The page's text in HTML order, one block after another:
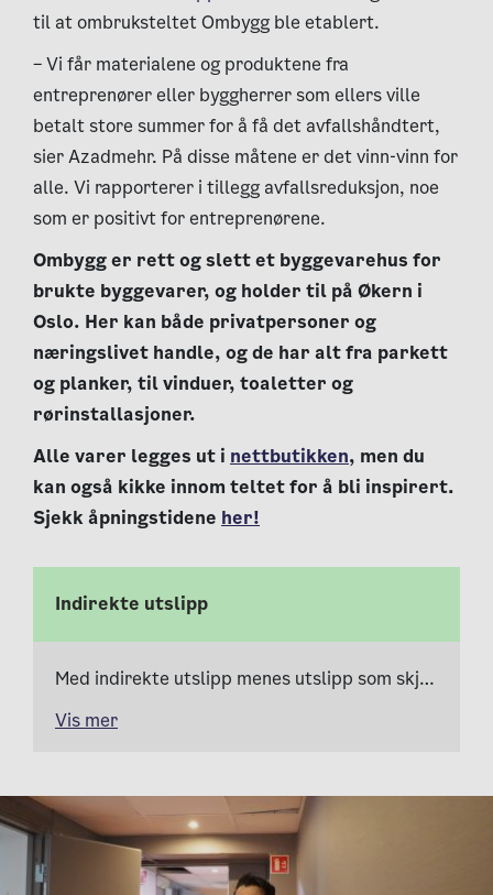
til at ombruksteltet Ombygg ble etablert.
– Vi får materialene og produktene fra
entreprenører eller byggherrer som ellers ville
betalt store summer for å få det avfallshåndtert,
sier Azadmehr. På disse måtene er det vinn-vinn for
alle. Vi rapporterer i tillegg avfallsreduksjon, noe
som er positivt for entreprenørene.
Ombygg er rett og slett et byggevarehus for
brukte byggevarer, og holder til på Økern i
Oslo. Her kan både privatpersoner og
næringslivet handle, og de har alt fra parkett
og planker, til vinduer, toaletter og
rørinstallasjoner.
Alle varer legges ut i nettbutikken, men du
kan også kikke innom teltet for å bli inspirert.
Sjekk åpningstidene her!
Indirekte utslipp
Med indirekte utslipp menes utslipp som skjer utenfor byens grenser. Kjøper du for eksempel en vare som er produsert utenfor Oslo, slippes det ut klimagasser i forbindelse med produksjon av varen og frakt til Oslo.
Vis mer